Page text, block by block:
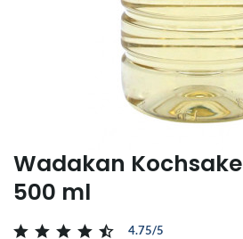
Wadakan
500 ml
4.75/5